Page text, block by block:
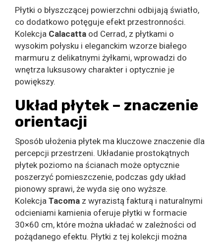
Płytki o błyszczącej powierzchni odbijają światło,
co dodatkowo potęguje efekt przestronności.
Kolekcja Calacatta od Cerrad, z płytkami o
wysokim połysku i eleganckim wzorze białego
marmuru z delikatnymi żyłkami, wprowadzi do
wnętrza luksusowy charakter i optycznie je
powiększy.
Układ płytek – znaczenie
orientacji
Sposób ułożenia płytek ma kluczowe znaczenie dla
percepcji przestrzeni. Układanie prostokątnych
płytek poziomo na ścianach może optycznie
poszerzyć pomieszczenie, podczas gdy układ
pionowy sprawi, że wyda się ono wyższe.
Kolekcja Tacoma z wyrazistą fakturą i naturalnymi
odcieniami kamienia oferuje płytki w formacie
30×60 cm, które można układać w zależności od
pożądanego efektu. Płytki z tej kolekcji można